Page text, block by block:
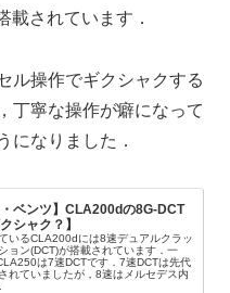
されています．
ル操作でギクシャクする
丁寧な操作が癖になって
になりました．
・ベンツ】CLA200dの8G-DCT
シャク？】
いるCLA200dには8速デュアルクラッ
ョン(DCT)が搭載されています．一
は7速DCTです．7速DCTは先代
れていましたが，8速はメルセデス内